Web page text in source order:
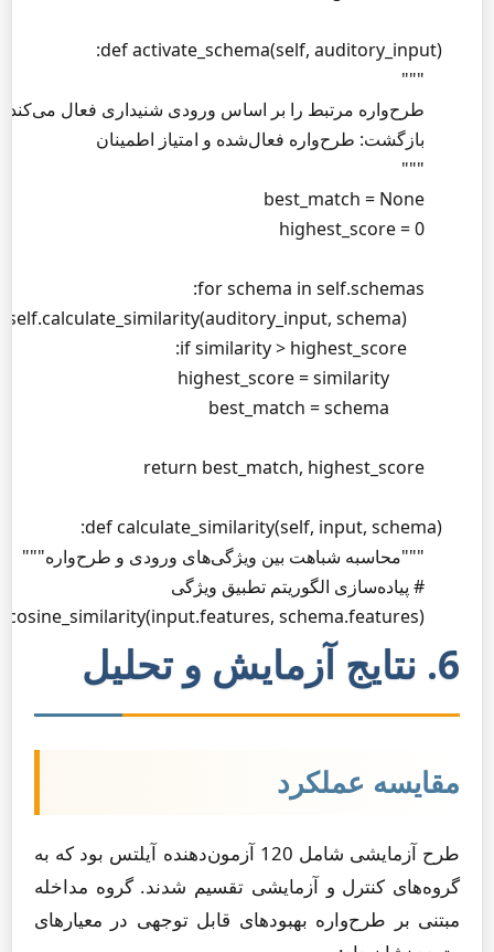
6. نتایج آزمایش و تحلیل
مقایسه عملکرد
طرح آزمایشی شامل 120 آزمون‌دهنده آیلتس بود که به
گروه‌های کنترل و آزمایشی تقسیم شدند. گروه مداخله
مبتنی بر طرح‌واره بهبودهای قابل توجهی در معیارهای